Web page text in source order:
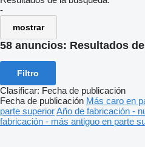
-
mostrar
58 anuncios: Resultados
Filtro
Clasificar: Fecha de publicación
Fecha de publicación Más caro en
parte superiorAño de fabricación -
fabricación - más antiguo en parte